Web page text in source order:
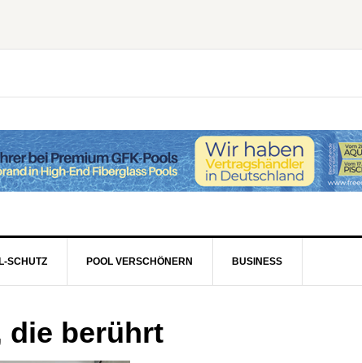
SCHUTZ POOL VERSCHÖNERN BUSINESS
die berührt